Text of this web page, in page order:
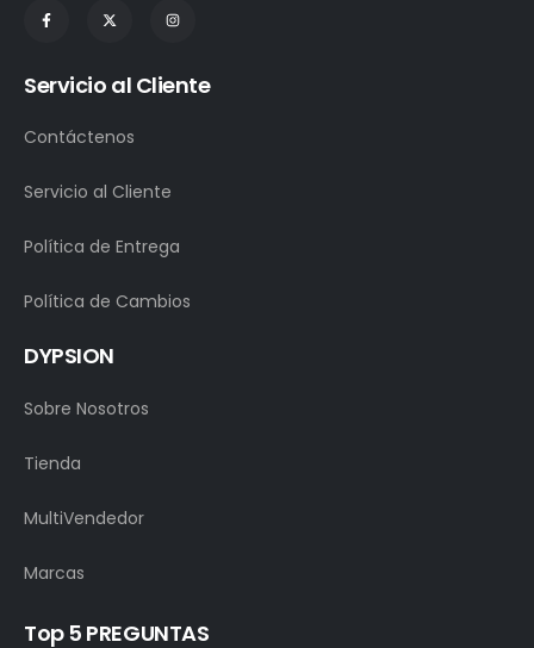
Servicio al Cliente
Contáctenos
Servicio al Cliente
Política de Entrega
Política de Cambios
DYPSION
Sobre Nosotros
Tienda
MultiVendedor
Marcas
Top 5 PREGUNTAS